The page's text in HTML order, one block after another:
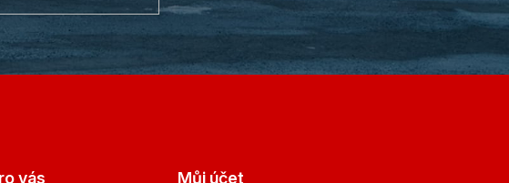
vás Můj účet